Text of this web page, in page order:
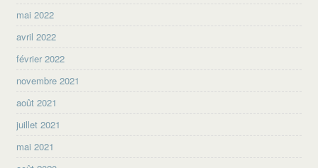
mai 2022
avril 2022
février 2022
novembre 2021
août 2021
juillet 2021
mai 2021